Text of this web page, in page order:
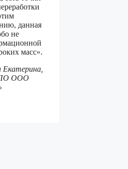
данная
не
масс».
ООО